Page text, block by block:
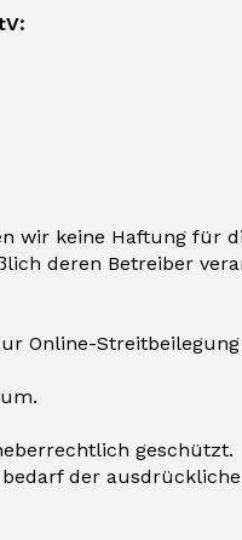
wir keine Haftung für
deren Betreiber
Online-Streitbeilegung
geschützt.
der